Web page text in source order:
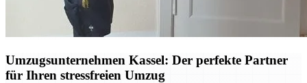
Umzugsunternehmen Kassel: Der perfekte Partner
für Ihren stressfreien Umzug